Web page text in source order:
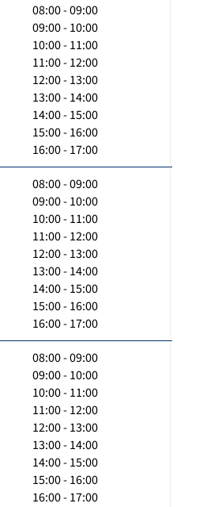
08:00 - 09:00
09:00 - 10:00
10:00 - 11:00
11:00 - 12:00
12:00 - 13:00
13:00 - 14:00
14:00 - 15:00
15:00 - 16:00
16:00 - 17:00
08:00 - 09:00
09:00 - 10:00
10:00 - 11:00
11:00 - 12:00
12:00 - 13:00
13:00 - 14:00
14:00 - 15:00
15:00 - 16:00
16:00 - 17:00
08:00 - 09:00
09:00 - 10:00
10:00 - 11:00
11:00 - 12:00
12:00 - 13:00
13:00 - 14:00
14:00 - 15:00
15:00 - 16:00
16:00 - 17:00